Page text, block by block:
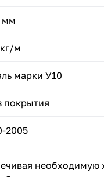
мм
м
марки У10
покрытия
2005
необходимую